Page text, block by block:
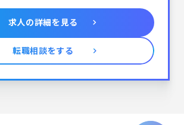
求人の詳細を見る
転職相談をする